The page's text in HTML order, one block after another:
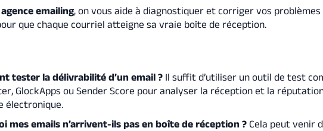
agence emailing, on vous aide à diagnostiquer et corriger vos problèmes
que chaque courriel atteigne sa vraie boîte de réception.
tester la délivrabilité d’un email ? Il suffit d’utiliser un outil de test
GlockApps ou Sender Score pour analyser la réception et la
électronique.
mes emails n’arrivent-ils pas en boîte de réception ? Cela peut venir